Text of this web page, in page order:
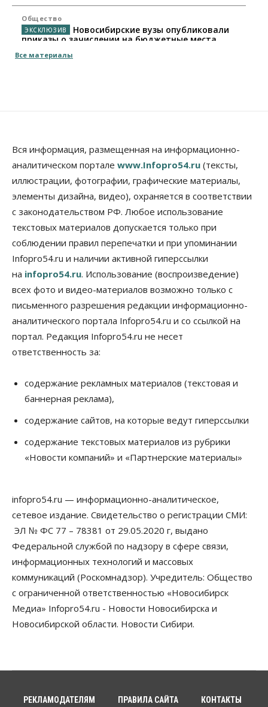
Общество
Новосибирские вузы опубликовали
приказы о зачислении на бюджетные места
08 Августа 2026, 16:00
Продажи подержанных электромобилей в
Новосибирской области растут второй месяц
08 Августа 2026, 13:00
Бизнес Общество
Детские центры Новосибирска
перегибают с «педагогикой успеха», считает
психолог
08 Августа 2026, 11:00
Бизнес Общество
Союз продавцов маркетплейсов
обратился в правительство РФ из-за атак на WB
08 Августа 2026, 10:00
Общество
Новосибирцы будут получать квитанции за ЖКУ
по-новому
08 Августа 2026, 09:00
Бизнес
В Новосибирской области резко
сократился грузооборот в автоперевозках
Общество
В Новосибирске прошёл митинг
против нового закона о памятниках
Бизнес
В аэропорту Толмачёво завершены работы по
бетонированию рулежных дорожек
07 Августа 2026, 17:00
Бизнес Общество
Новосибирцы стали реже оформлять
дома по упрощенной схеме
07 Августа 2026, 16:00
Власть Общество
Роспотребнадзор изъял почти полторы тонны
за полгода
Все материалы
Вся информация, размещенная на информационно-
аналитическом портале www.Infopro54.ru (тексты,
иллюстрации, фотографии, графические материалы,
элементы дизайна, видео), охраняется в соответствии
с законодательством РФ. Любое использование
текстовых материалов допускается только при
соблюдении правил перепечатки и при упоминании
Infopro54.ru и наличии активной гиперссылки
на infopro54.ru. Использование (воспроизведение)
всех фото и видео-материалов возможно только с
письменного разрешения редакции информационно-
аналитического портала Infopro54.ru и со ссылкой на
портал. Редакция Infopro54.ru не несет
ответственность за:
содержание рекламных материалов (текстовая и
баннерная реклама),
содержание сайтов, на которые ведут гиперссылки
содержание текстовых материалов из рубрики
«Новости компаний» и «Партнерские материалы»
infopro54.ru — информационно-аналитическое,
сетевое издание. Свидетельство о регистрации СМИ:
ЭЛ № ФС 77 – 78381 от 29.05.2020 г, выдано
Федеральной службой по надзору в сфере связи,
информационных технологий и массовых
коммуникаций (Роскомнадзор). Учредитель: Общество
с ограниченной ответственностью «Новосибирск
Медиа» Infopro54.ru - Новости Новосибирска и
Новосибирской области. Новости Сибири.
РЕКЛАМОДАТЕЛЯМ ПРАВИЛА САЙТА КОНТАКТЫ